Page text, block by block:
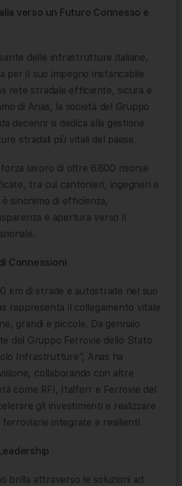
verso un Futuro Connesso e
delle infrastrutture italiane,
per il suo impegno instancabile
rete stradale efficiente, sicura e
di Anas, la società del Gruppo
decenni si dedica alla gestione
stradali più vitali del paese.
forza lavoro di oltre 6.800 risorse
tra cui cantonieri, ingegneri e
sinonimo di efficienza,
e apertura verso il
Connessioni
km di strade e autostrade nel suo
rappresenta il collegamento vitale
grandi e piccole. Da gennaio
del Gruppo Ferrovie dello Stato
Infrastrutture”, Anas ha
collaborando con altre
come RFI, Italferr e Ferrovie del
gli investimenti e realizzare
ferroviarie integrate e resilienti.
brilla attraverso le soluzioni ad